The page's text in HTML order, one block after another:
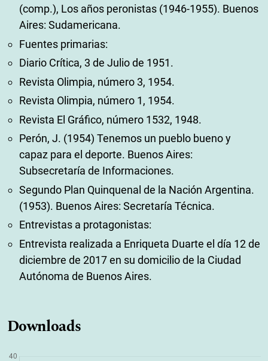
(comp.), Los años peronistas (1946-1955). Buenos
Aires: Sudamericana.
Fuentes primarias:
Diario Crítica, 3 de Julio de 1951.
Revista Olimpia, número 3, 1954.
Revista Olimpia, número 1, 1954.
Revista El Gráfico, número 1532, 1948.
Perón, J. (1954) Tenemos un pueblo bueno y
capaz para el deporte. Buenos Aires:
Subsecretaría de Informaciones.
Segundo Plan Quinquenal de la Nación Argentina.
(1953). Buenos Aires: Secretaría Técnica.
Entrevistas a protagonistas:
Entrevista realizada a Enriqueta Duarte el día 12 de
diciembre de 2017 en su domicilio de la Ciudad
Autónoma de Buenos Aires.
Downloads